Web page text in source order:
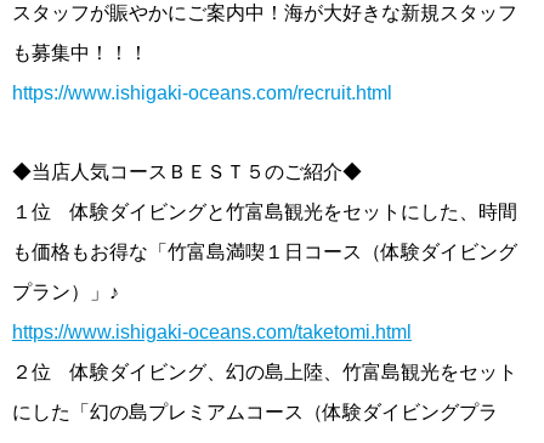
スタッフが賑やかにご案内中！海が大好きな新規スタッフ
も募集中！！！
https://www.ishigaki-oceans.com/recruit.html
◆当店人気コースＢＥＳＴ５のご紹介◆
１位 体験ダイビングと竹富島観光をセットにした、時間
も価格もお得な「竹富島満喫１日コース（体験ダイビング
プラン）」♪
https://www.ishigaki-oceans.com/taketomi.html
２位 体験ダイビング、幻の島上陸、竹富島観光をセット
にした「幻の島プレミアムコース（体験ダイビングプラ